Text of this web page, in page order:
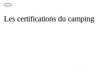
Les certifications du camping